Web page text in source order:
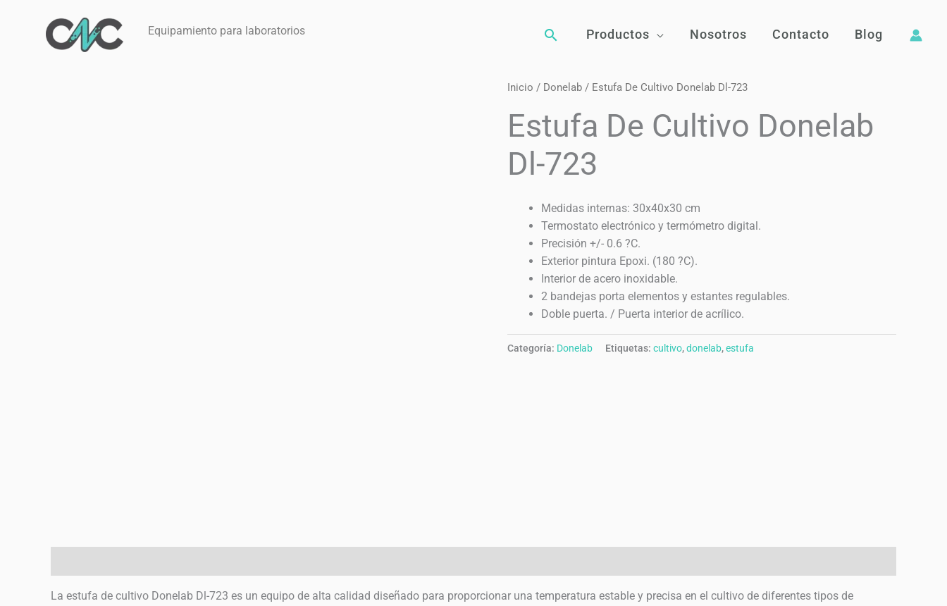
contenido
Equipamiento para laboratorios BuscarProductos Nosotros Contacto Blog
Inicio / Donelab / Estufa De Cultivo Donelab Dl-723
Estufa De Cultivo Donelab
Dl-723
Medidas internas: 30x40x30 cm
Termostato electrónico y termómetro digital.
Precisión +/- 0.6 ?C.
Exterior pintura Epoxi. (180 ?C).
Interior de acero inoxidable.
2 bandejas porta elementos y estantes regulables.
Doble puerta. / Puerta interior de acrílico.
Categoría: Donelab Etiquetas: cultivo,donelab,estufa
La estufa de cultivo Donelab Dl-723 es un equipo de alta calidad diseñado para proporcionar una temperatura estable y precisa en el cultivo de diferentes tipos de